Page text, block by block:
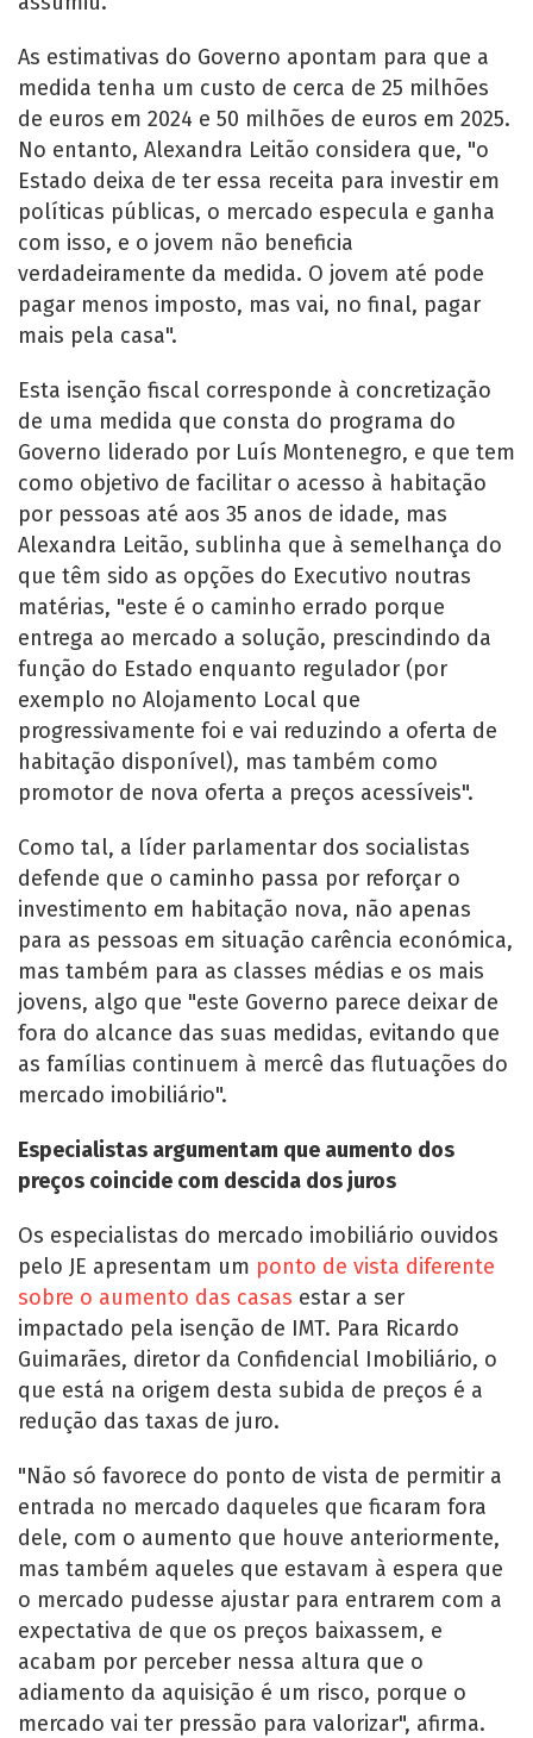
As estimativas do Governo apontam para que a
medida tenha um custo de cerca de 25 milhões
de euros em 2024 e 50 milhões de euros em 2025.
No entanto, Alexandra Leitão considera que, "o
Estado deixa de ter essa receita para investir em
políticas públicas, o mercado especula e ganha
com isso, e o jovem não beneficia
verdadeiramente da medida. O jovem até pode
pagar menos imposto, mas vai, no final, pagar
mais pela casa".
Esta isenção fiscal corresponde à concretização
de uma medida que consta do programa do
Governo liderado por Luís Montenegro, e que tem
como objetivo de facilitar o acesso à habitação
por pessoas até aos 35 anos de idade, mas
Alexandra Leitão, sublinha que à semelhança do
que têm sido as opções do Executivo noutras
matérias, "este é o caminho errado porque
entrega ao mercado a solução, prescindindo da
função do Estado enquanto regulador (por
exemplo no Alojamento Local que
progressivamente foi e vai reduzindo a oferta de
habitação disponível), mas também como
promotor de nova oferta a preços acessíveis".
Como tal, a líder parlamentar dos socialistas
defende que o caminho passa por reforçar o
investimento em habitação nova, não apenas
para as pessoas em situação carência económica,
mas também para as classes médias e os mais
jovens, algo que "este Governo parece deixar de
fora do alcance das suas medidas, evitando que
as famílias continuem à mercê das flutuações do
mercado imobiliário".
Especialistas argumentam que aumento dos
preços coincide com descida dos juros
Os especialistas do mercado imobiliário ouvidos
pelo JE apresentam um ponto de vista diferente
sobre o aumento das casas estar a ser
impactado pela isenção de IMT. Para Ricardo
Guimarães, diretor da Confidencial Imobiliário, o
que está na origem desta subida de preços é a
redução das taxas de juro.
"Não só favorece do ponto de vista de permitir a
entrada no mercado daqueles que ficaram fora
dele, com o aumento que houve anteriormente,
mas também aqueles que estavam à espera que
o mercado pudesse ajustar para entrarem com a
expectativa de que os preços baixassem, e
acabam por perceber nessa altura que o
adiamento da aquisição é um risco, porque o
mercado vai ter pressão para valorizar", afirma.